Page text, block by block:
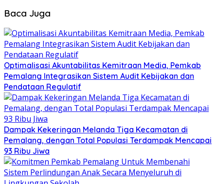
Baca Juga
​Optimalisasi Akuntabilitas Kemitraan Media, Pemkab
Pemalang Integrasikan Sistem Audit Kebijakan dan
Pendataan Regulatif
Dampak Kekeringan Melanda Tiga Kecamatan di
Pemalang, dengan Total Populasi Terdampak Mencapai
93 Ribu Jiwa